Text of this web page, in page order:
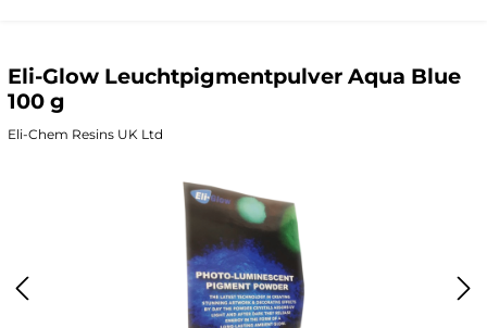
Eli-Glow Leuchtpigmentpulver Aqua Blue
100 g
Eli-Chem Resins UK Ltd